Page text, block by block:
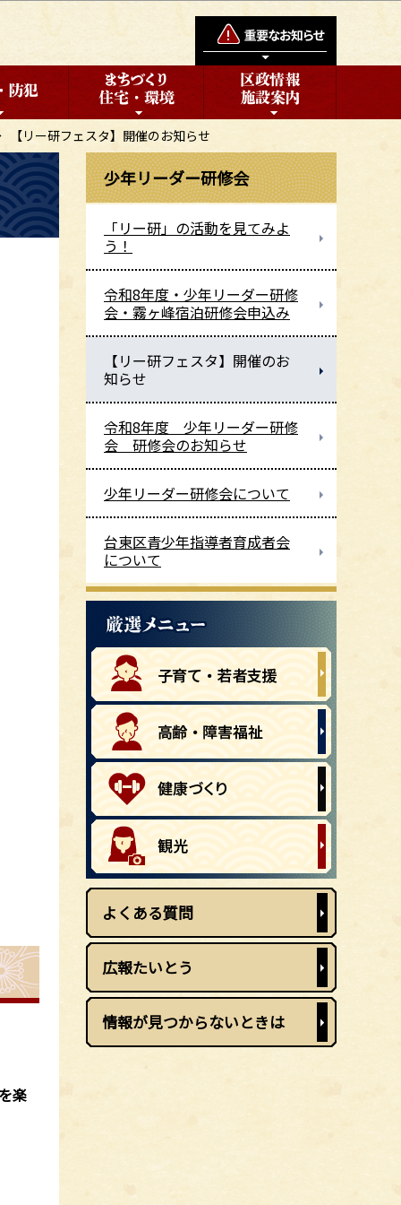
【リー研フェスタ】開催のお知らせ
楽
少年リーダー研修会
「リー研」の活動を見てみよ
う！
令和8年度・少年リーダー研修
会・霧ヶ峰宿泊研修会申込み
【リー研フェスタ】開催のお
知らせ
令和8年度 少年リーダー研修
会 研修会のお知らせ
少年リーダー研修会について
台東区青少年指導者育成者会
について
よくある質問
広報たいとう
情報が見つからないときは